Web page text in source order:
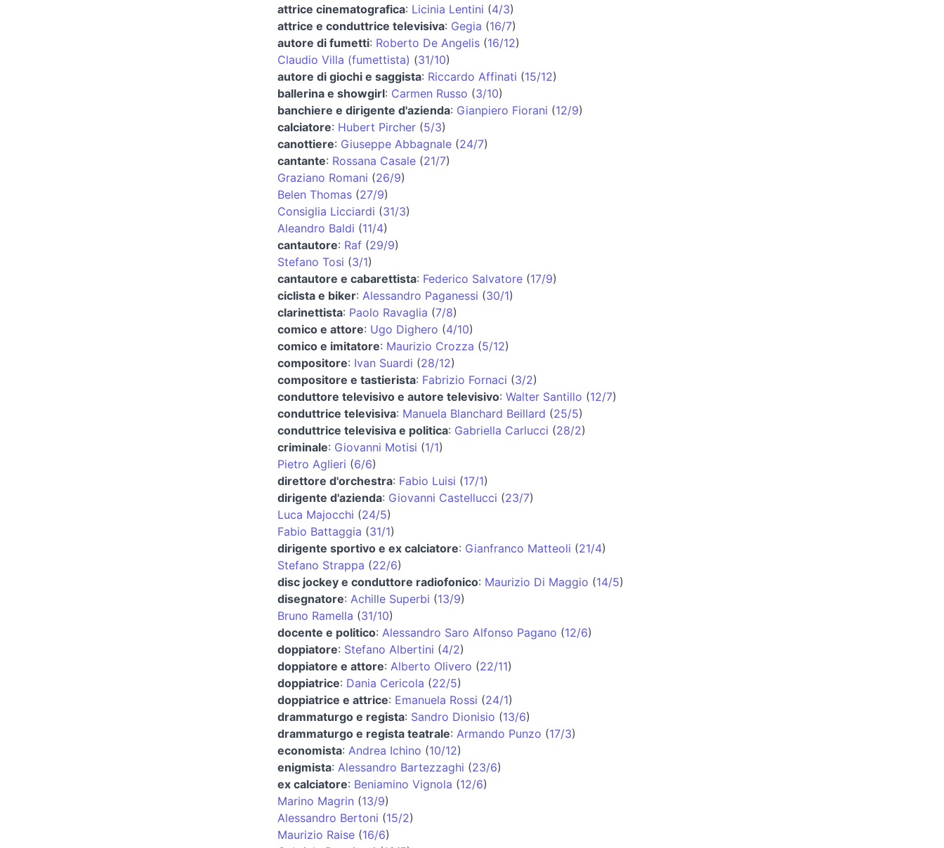
attrice cinematografica: Licinia Lentini (4/3)
attrice e conduttrice televisiva: Gegia (16/7)
autore di fumetti: Roberto De Angelis (16/12)
Claudio Villa (fumettista) (31/10)
autore di giochi e saggista: Riccardo Affinati (15/12)
ballerina e showgirl: Carmen Russo (3/10)
banchiere e dirigente d'azienda: Gianpiero Fiorani (12/9)
calciatore: Hubert Pircher (5/3)
canottiere: Giuseppe Abbagnale (24/7)
cantante: Rossana Casale (21/7)
Graziano Romani (26/9)
Belen Thomas (27/9)
Consiglia Licciardi (31/3)
Aleandro Baldi (11/4)
cantautore: Raf (29/9)
Stefano Tosi (3/1)
cantautore e cabarettista: Federico Salvatore (17/9)
ciclista e biker: Alessandro Paganessi (30/1)
clarinettista: Paolo Ravaglia (7/8)
comico e attore: Ugo Dighero (4/10)
comico e imitatore: Maurizio Crozza (5/12)
compositore: Ivan Suardi (28/12)
compositore e tastierista: Fabrizio Fornaci (3/2)
conduttore televisivo e autore televisivo: Walter Santillo (12/7)
conduttrice televisiva: Manuela Blanchard Beillard (25/5)
conduttrice televisiva e politica: Gabriella Carlucci (28/2)
criminale: Giovanni Motisi (1/1)
Pietro Aglieri (6/6)
direttore d'orchestra: Fabio Luisi (17/1)
dirigente d'azienda: Giovanni Castellucci (23/7)
Luca Majocchi (24/5)
Fabio Battaggia (31/1)
dirigente sportivo e ex calciatore: Gianfranco Matteoli (21/4)
Stefano Strappa (22/6)
disc jockey e conduttore radiofonico: Maurizio Di Maggio (14/5)
disegnatore: Achille Superbi (13/9)
Bruno Ramella (31/10)
docente e politico: Alessandro Saro Alfonso Pagano (12/6)
doppiatore: Stefano Albertini (4/2)
doppiatore e attore: Alberto Olivero (22/11)
doppiatrice: Dania Cericola (22/5)
doppiatrice e attrice: Emanuela Rossi (24/1)
drammaturgo e regista: Sandro Dionisio (13/6)
drammaturgo e regista teatrale: Armando Punzo (17/3)
economista: Andrea Ichino (10/12)
enigmista: Alessandro Bartezzaghi (23/6)
ex calciatore: Beniamino Vignola (12/6)
Marino Magrin (13/9)
Alessandro Bertoni (15/2)
Maurizio Raise (16/6)